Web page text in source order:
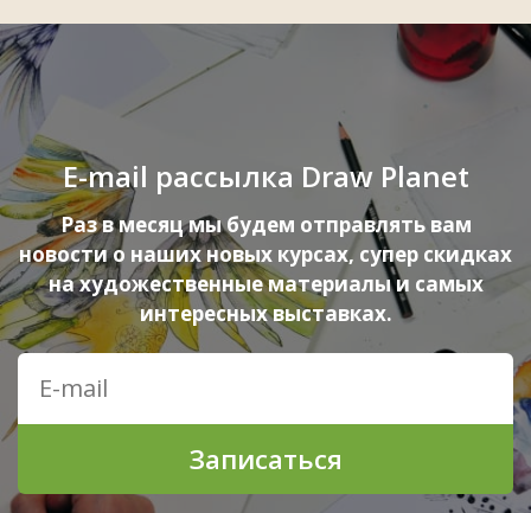
E-mail рассылка Draw Planet
Раз в месяц мы будем отправлять вам
новости о наших новых курсах, супер скидках
на художественные материалы и самых
интересных выставках.
Записаться